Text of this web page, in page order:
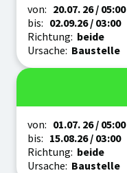
Zeitraum
von: 20.07. 26/ 05:00
bis: 02.09.26/ 03:00
Richtung: beide
Ursache: Baustelle
Zeitraum
von: 01.07. 26/ 05:00
bis: 15.08.26/ 03:00
Richtung: beide
Ursache: Baustelle